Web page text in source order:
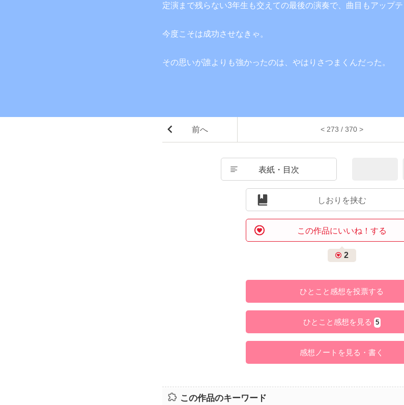
定演まで残らない3年生も交えての最後の演奏で、曲目もアップテ
今度こそは成功させなきゃ。
その思いが誰よりも強かったのは、やはりさつまくんだった。
前へ < 273 / 370 >
表紙・目次
しおりを挟む
この作品にいいね！する
2
ひとこと感想を投票する
ひとこと感想を見る 5
感想ノートを見る・書く
この作品のキーワード